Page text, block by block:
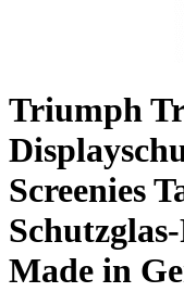
Triumph
Screenies
Made in